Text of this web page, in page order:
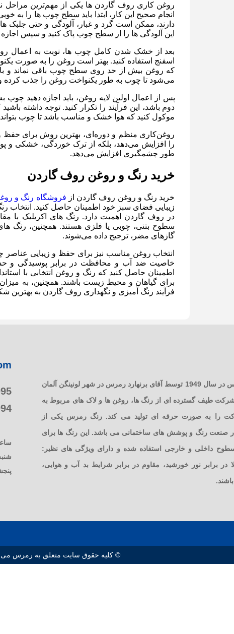
روغن کاری روف گاردن ها یکی از مهم‌ترین
انجام صحیح این کار، ابتدا باید سطح چوب ها را به
دارند، ممکن است گرد و غبار، آلودگی و حتی جلبک
این آلودگی ها را از سطح چوب پاک کنید و سپس
بعد از خشک شدن کامل چوب ها، نوبت به اعمال
اسفنج استفاده کنید. بهتر است روغن را به صورت
که روغن بیش از حد روی سطح چوب باقی نماند و با
می‌شود تا چوب به طور یکنواخت روغن را جذب کرده
دوم باشد، این فرآیند را تکرار کنید. توجه داشته
موکول کنید که هوا خشک و مناسب باشد تا چوب
روغن‌کاری منظم و دوره‌ای، بهترین روش برای حفظ
را افزایش می‌دهد، بلکه از ترک خوردگی، خشکی و
طور چشمگیری افزایش می‌دهد.
خرید رنگ و روغن روف گاردن
خرید رنگ و روغن روف گاردن از فروشگاه رنگ و
زیبایی فضای سبز خود اطمینان حاصل کنید. انتخاب
سطوح بتنی، چوبی یا فلزی هستند. همچنین، رنگ
گازهای مضر، ترجیح داده می‌شوند.
انتخاب روغن مناسب نیز برای حفظ و زیبایی
خاصیت ضد آب و محافظت در برابر پوسیدگی و
اطمینان حاصل کنید که رنگ و روغن انتخابی با
برای گیاهان و محیط زیست باشند. همچنین، به
فرآیند رنگ آمیزی و نگهداری روف گاردن به بهترین
کارخانه رنگ رمرس در سال 1949 توسط آقای برنهارد رمرس در شهر لونینگن آلمان
طیف گسترده ای از رنگ ها، روغن ها و لاک های مربوط به
را به صورت حرفه ای تولید می کند. رنگ رمرس یکی از
صنعت رنگ و پوشش های ساختمانی می باشد. این رنگ ها برای
داخلی و خارجی استفاده شده و دارای ویژگی های نظیر:
در برابر نور خورشید، مقاوم در برابر شرایط بد آب و هوایی،
شنبه
پنجشنبه
© کلیه حقوق سایت متعلق به رمرس می